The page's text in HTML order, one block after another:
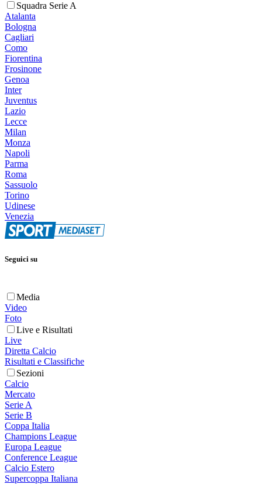
Squadra Serie A
Atalanta
Bologna
Cagliari
Como
Fiorentina
Frosinone
Genoa
Inter
Juventus
Lazio
Lecce
Milan
Monza
Napoli
Parma
Roma
Sassuolo
Torino
Udinese
Venezia
Seguici su
Media
Video
Foto
Live e Risultati
Live
Diretta Calcio
Risultati e Classifiche
Sezioni
Calcio
Mercato
Serie A
Serie B
Coppa Italia
Champions League
Europa League
Conference League
Calcio Estero
Supercoppa Italiana